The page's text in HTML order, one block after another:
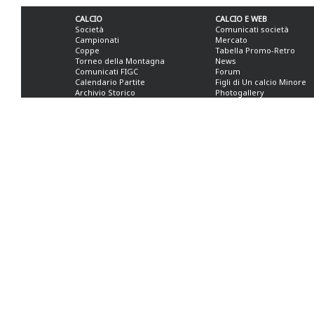
CALCIO
Società
Campionati
Coppe
Torneo della Montagna
Comunicati FIGC
Calendario Partite
Archivio Storico
CALCIO E WEB
Comunicati società
Mercato
Tabella Promo-Retro
News
Forum
Figli di Un calcio Minore
Photogallery